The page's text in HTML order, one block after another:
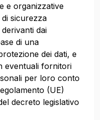
e organizzative
sicurezza
dai
di una
dei dati, e
eventuali fornitori
per loro conto
(UE)
decreto legislativo